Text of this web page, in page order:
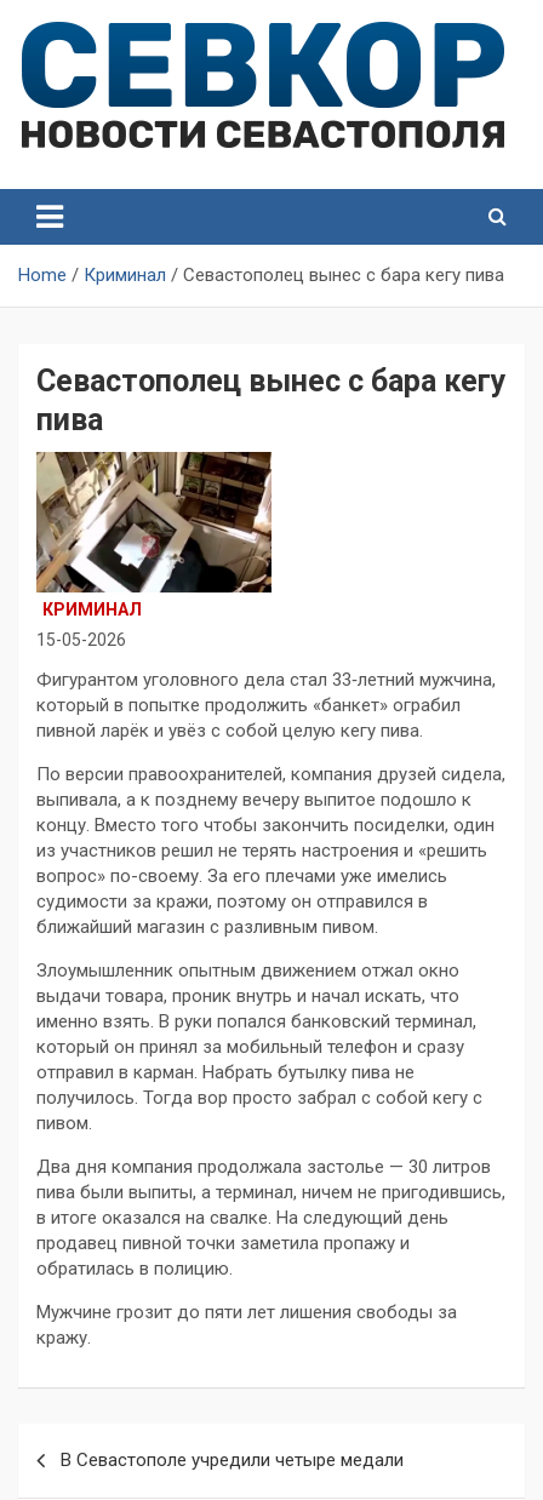
content
Севастополя
Севастополя
Home Криминал Севастополец вынес с бара кегу пива
Севастополец вынес с бара кегу
пива
КРИМИНАЛ
15-05-2026
Фигурантом уголовного дела стал 33‑летний мужчина,
который в попытке продолжить «банкет» ограбил
пивной ларёк и увёз с собой целую кегу пива.
По версии правоохранителей, компания друзей сидела,
выпивала, а к позднему вечеру выпитое подошло к
концу. Вместо того чтобы закончить посиделки, один
из участников решил не терять настроения и «решить
вопрос» по-своему. За его плечами уже имелись
судимости за кражи, поэтому он отправился в
ближайший магазин с разливным пивом.
Злоумышленник опытным движением отжал окно
выдачи товара, проник внутрь и начал искать, что
именно взять. В руки попался банковский терминал,
который он принял за мобильный телефон и сразу
отправил в карман. Набрать бутылку пива не
получилось. Тогда вор просто забрал с собой кегу с
пивом.
Два дня компания продолжала застолье — 30 литров
пива были выпиты, а терминал, ничем не пригодившись,
в итоге оказался на свалке. На следующий день
продавец пивной точки заметила пропажу и
обратилась в полицию.
Мужчине грозит до пяти лет лишения свободы за
кражу.
В Севастополе учредили четыре медали